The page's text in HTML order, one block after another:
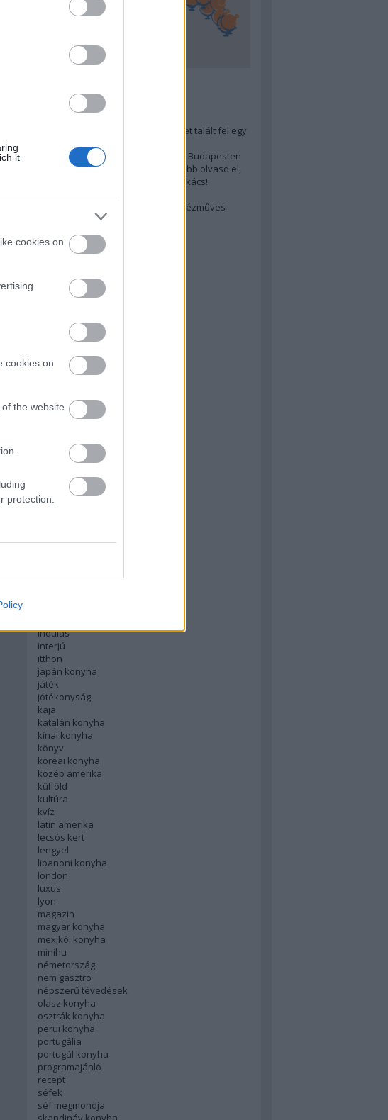
it
cookies on
cookies on
the website
protection.
TOP5
Annyira menő Budapest-térképet talált fel egy
A 10 legjobb (elérhető árú) ebéd Budapesten
Szakács akarsz lenni? Akkor előbb olvasd el,
mit gondol erről egy magyar szakács!
Budapest rejtett kincsei: orosz kézműves
afrikai konyha
ázsiai konyha
baszk konyha
belgium
bocusedor
bocuse dor
dél amerika
english
északi konyha
francia konyha
holland konyha
indulás
interjú
itthon
japán konyha
játék
jótékonyság
kaja
katalán konyha
kínai konyha
könyv
koreai konyha
közép amerika
külföld
kultúra
kvíz
latin amerika
lecsós kert
lengyel
libanoni konyha
london
luxus
lyon
magazin
magyar konyha
mexikói konyha
minihu
németország
nem gasztro
népszerű tévedések
olasz konyha
osztrák konyha
perui konyha
portugália
portugál konyha
programajánló
recept
séfek
séf megmondja